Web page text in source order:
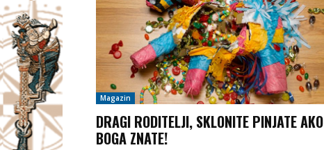
Magazin
DRAGI RODITELJI, SKLONITE PINJATE AKO
BOGA ZNATE!